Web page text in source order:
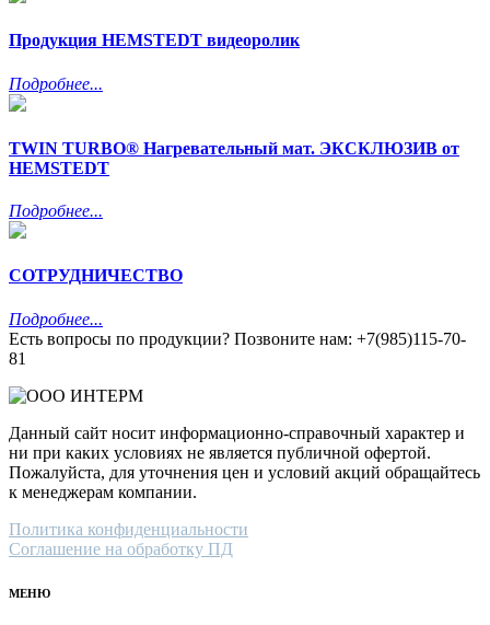
Продукция HEMSTEDT видеоролик
Подробнее...
TWIN TURBO® Нагревательный мат. ЭКСКЛЮЗИВ от
HEMSTEDT
Подробнее...
СОТРУДНИЧЕСТВО
Подробнее...
Есть вопросы по продукции? Позвоните нам: +7(985)115-70-
81
Данный сайт носит информационно-справочный характер и
ни при каких условиях не является публичной офертой.
Пожалуйста, для уточнения цен и условий акций обращайтесь
к менеджерам компании.
Политика конфиденциальности
Соглашение на обработку ПД
МЕНЮ